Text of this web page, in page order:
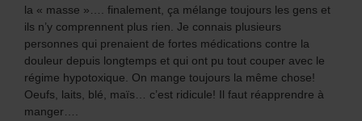
la « masse »…. finalement, ça mélange toujours les gens et
ils n’y comprennent plus rien. Je connais plusieurs
personnes qui prenaient de fortes médications contre la
douleur depuis longtemps et qui ont pu tout couper avec le
régime hypotoxique. On mange toujours la même chose!
Oeufs, laits, blé, maïs… c’est ridicule! Il faut réapprendre à
manger….